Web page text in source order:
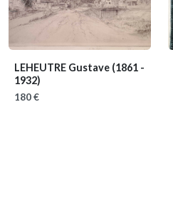
LEHEUTRE Gustave (1861 -
1932)
180 €